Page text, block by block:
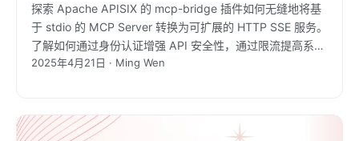
探索 Apache APISIX 的 mcp-bridge 插件如何无缝地将基
于 stdio 的 MCP Server 转换为可扩展的 HTTP SSE 服务。
了解如何通过身份认证增强 API 安全性，通过限流提高系统
可靠性，同时为云原生架构优化 MCP 服务。
2025年4月21日 · Ming Wen